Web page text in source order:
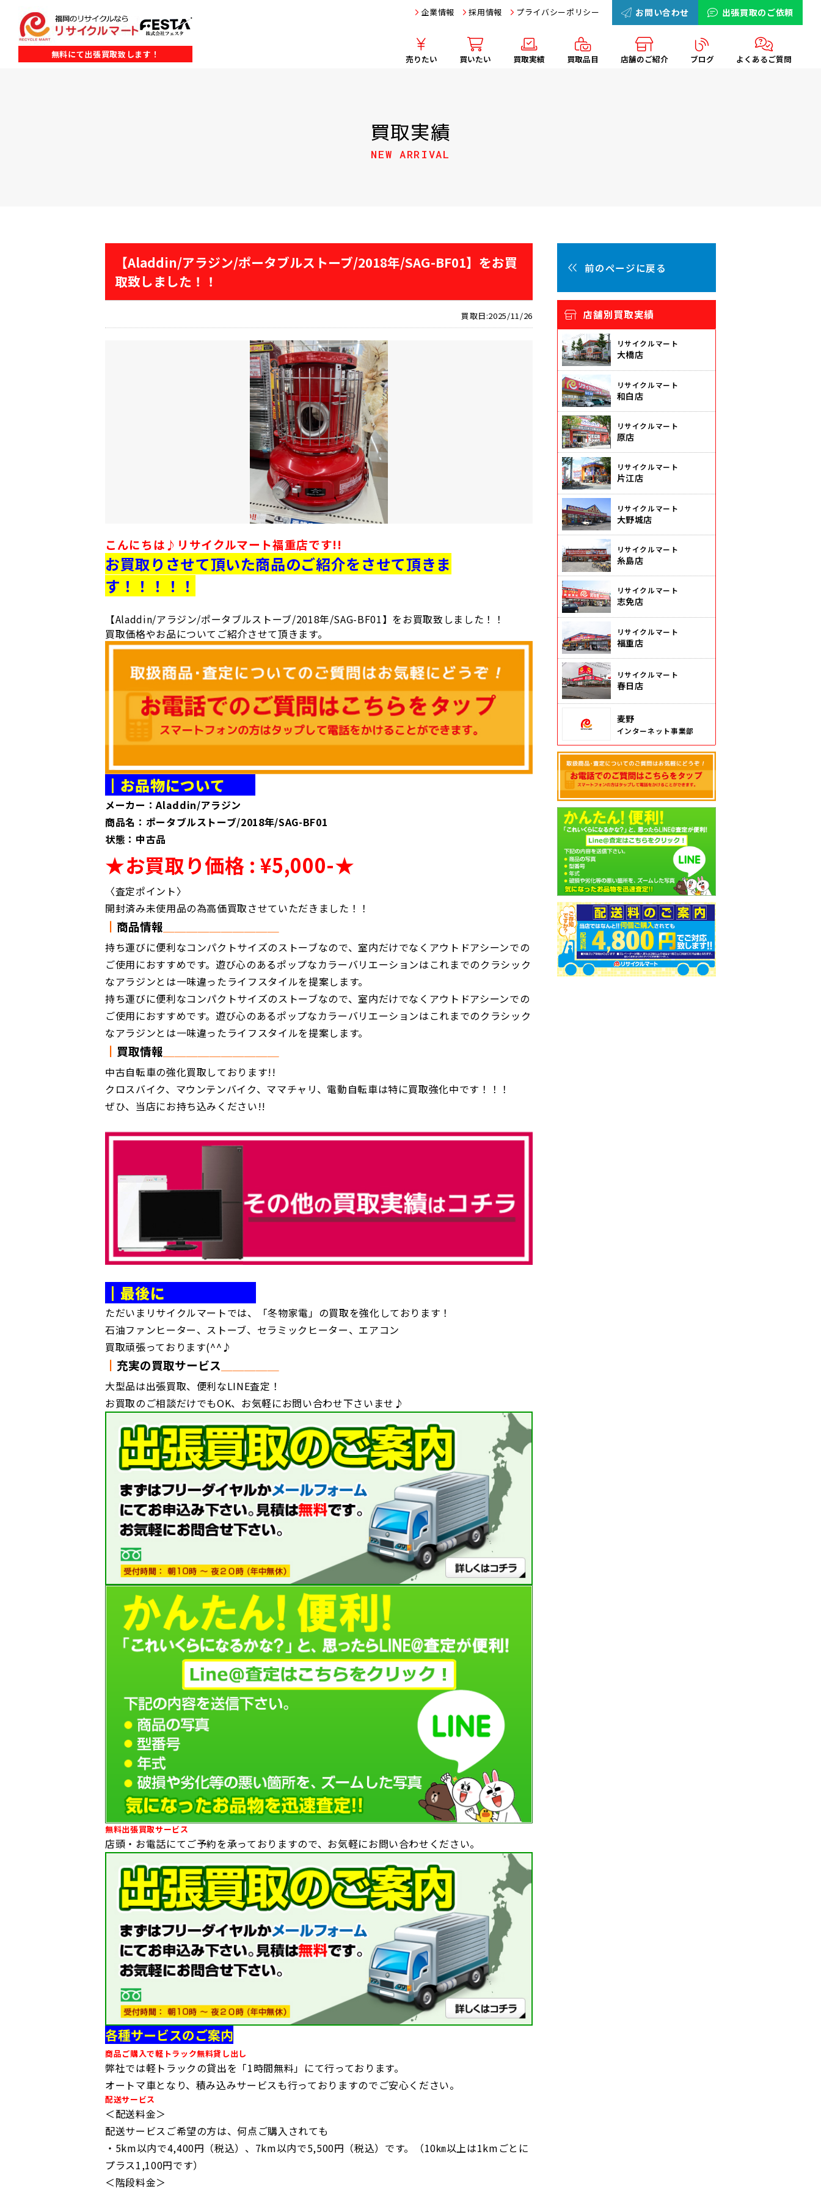
無料にて出張買取致します！
お問い合わせ 出張買取のご依頼
企業情報 採用情報 プライバシーポリシー
売りたい 買いたい 買取実績 買取品目 店舗のご紹介 ブログ よくあるご質問
買取実績
NEW ARRIVAL
【Aladdin/アラジン/ポータブルストーブ/2018年/SAG-BF01】をお買
取致しました！！
買取日:2025/11/26
こんにちは♪ リサイクルマート福重店です!!
お買取りさせて頂いた商品のご紹介をさせて頂きま
す！！！！！
【Aladdin/アラジン/ポータブルストーブ/2018年/SAG-BF01】 をお買取致しました！！
買取価格やお品についてご紹介させて頂きます。
┃お品物について
メーカー：Aladdin/アラジン
商品名：ポータブルストーブ/2018年/SAG-BF01
状態：中古品
★お買取り価格 : ¥5,000-★
〈査定ポイント〉
開封済み未使用品の為高価買取させていただきました！！
┃ 商品情報
持ち運びに便利なコンパクトサイズのストーブなので、室内だけでなくアウトドアシーンでの
ご使用におすすめです。遊び心のあるポップなカラーバリエーションはこれまでのクラシック
なアラジンとは一味違ったライフスタイルを提案します。
持ち運びに便利なコンパクトサイズのストーブなので、室内だけでなくアウトドアシーンでの
ご使用におすすめです。遊び心のあるポップなカラーバリエーションはこれまでのクラシック
なアラジンとは一味違ったライフスタイルを提案します。
┃ 買取情報
中古自転車の強化買取しております!!
クロスバイク、マウンテンバイク、ママチャリ、電動自転車は特に買取強化中です！！！
ぜひ、当店にお持ち込みください!!
┃最後に
ただいまリサイクルマートでは、「冬物家電」の買取を強化しております！
石油ファンヒーター、ストーブ、セラミックヒーター、エアコン
買取頑張っております(^^♪
┃ 充実の買取サービス
大型品は出張買取、便利なLINE査定！
お買取のご相談だけでもOK、お気軽にお問い合わせ下さいませ♪
無料出張買取サービス
店頭・お電話にてご予約を承っておりますので、お気軽にお問い合わせください。
各種サービスのご案内
商品ご購入で軽トラック無料貸し出し
弊社では軽トラックの貸出を「1時間無料」にて行っております。
オートマ車となり、積み込みサービスも行っておりますのでご安心ください。
配送サービス
＜配送料金＞
配送サービスご希望の方は、何点ご購入されても
・5km以内で4,400円（税込）、7km以内で5,500円（税込）です。（10㎞以上は1kmごとに
プラス1,100円です）
＜階段料金＞
前のページに戻る
店舗別買取実績
リサイクルマート
大橋店
リサイクルマート
和白店
リサイクルマート
原店
リサイクルマート
片江店
リサイクルマート
大野城店
リサイクルマート
糸島店
リサイクルマート
志免店
リサイクルマート
福重店
リサイクルマート
春日店
麦野
インターネット事業部